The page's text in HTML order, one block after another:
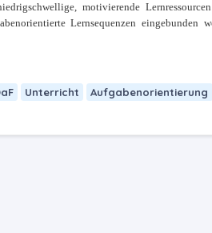
motivierende
Lernsequenzen eingebunden
Unterricht Aufgabenorientierung